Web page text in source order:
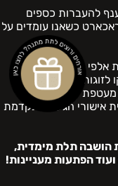
להעברות כספים
כשאנו עומדים על
אלפי מעניקי מתנות
לזוגות במערכת שלנו.
לאירוע ולכלל
אישורי הגעה מתקדמת
הושבה תלת מימדית,
הפתעות מעניינות!